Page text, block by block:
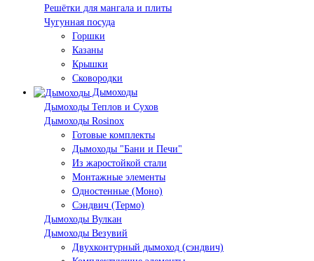
Решётки для мангала и плиты
Чугунная посуда
Горшки
Казаны
Крышки
Сковородки
Дымоходы
Дымоходы Теплов и Сухов
Дымоходы Rosinox
Готовые комплекты
Дымоходы "Бани и Печи"
Из жаростойкой стали
Монтажные элементы
Одностенные (Моно)
Сэндвич (Термо)
Дымоходы Вулкан
Дымоходы Везувий
Двухконтурный дымоход (сэндвич)